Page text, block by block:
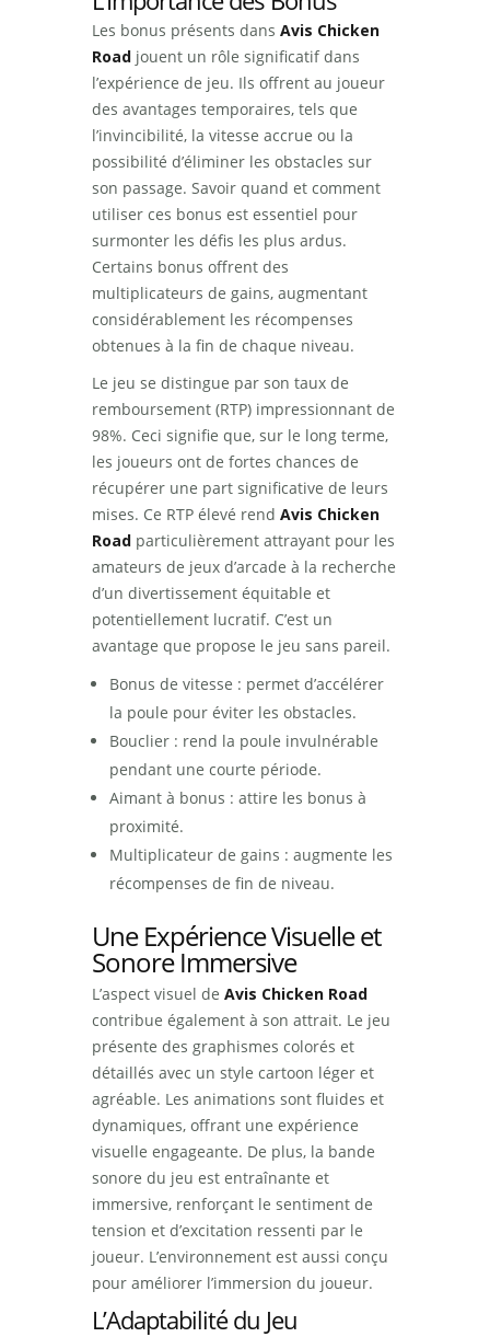
Les bonus présents dans Avis Chicken
Road jouent un rôle significatif dans
l’expérience de jeu. Ils offrent au joueur
des avantages temporaires, tels que
l’invincibilité, la vitesse accrue ou la
possibilité d’éliminer les obstacles sur
son passage. Savoir quand et comment
utiliser ces bonus est essentiel pour
surmonter les défis les plus ardus.
Certains bonus offrent des
multiplicateurs de gains, augmentant
considérablement les récompenses
obtenues à la fin de chaque niveau.
Le jeu se distingue par son taux de
remboursement (RTP) impressionnant de
98%. Ceci signifie que, sur le long terme,
les joueurs ont de fortes chances de
récupérer une part significative de leurs
mises. Ce RTP élevé rend Avis Chicken
Road particulièrement attrayant pour les
amateurs de jeux d’arcade à la recherche
d’un divertissement équitable et
potentiellement lucratif. C’est un
avantage que propose le jeu sans pareil.
Bonus de vitesse : permet d’accélérer
la poule pour éviter les obstacles.
Bouclier : rend la poule invulnérable
pendant une courte période.
Aimant à bonus : attire les bonus à
proximité.
Multiplicateur de gains : augmente les
récompenses de fin de niveau.
Une Expérience Visuelle et
Sonore Immersive
L’aspect visuel de Avis Chicken Road
contribue également à son attrait. Le jeu
présente des graphismes colorés et
détaillés avec un style cartoon léger et
agréable. Les animations sont fluides et
dynamiques, offrant une expérience
visuelle engageante. De plus, la bande
sonore du jeu est entraînante et
immersive, renforçant le sentiment de
tension et d’excitation ressenti par le
joueur. L’environnement est aussi conçu
pour améliorer l’immersion du joueur.
L’Adaptabilité du Jeu